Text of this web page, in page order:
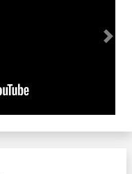
Next